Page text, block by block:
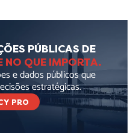
PÚBLICAS DE
NO QUE IMPORTA.
e dados públicos que
estratégicas.
PRO